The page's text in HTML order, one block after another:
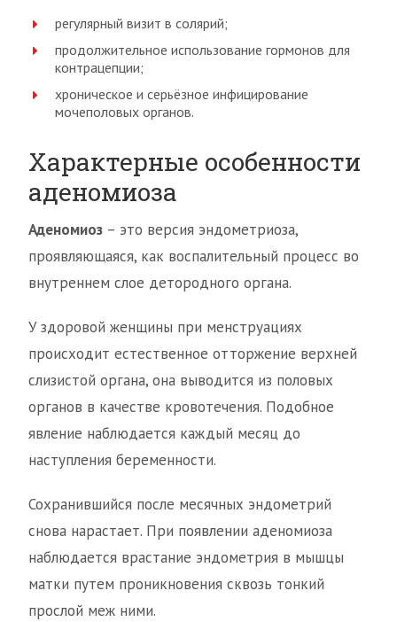
регулярный визит в солярий;
продолжительное использование гормонов для
контрацепции;
хроническое и серьёзное инфицирование
мочеполовых органов.
Характерные особенности
аденомиоза
Аденомиоз – это версия эндометриоза,
проявляющаяся, как воспалительный процесс во
внутреннем слое детородного органа.
У здоровой женщины при менструациях
происходит естественное отторжение верхней
слизистой органа, она выводится из половых
органов в качестве кровотечения. Подобное
явление наблюдается каждый месяц до
наступления беременности.
Сохранившийся после месячных эндометрий
снова нарастает. При появлении аденомиоза
наблюдается врастание эндометрия в мышцы
матки путем проникновения сквозь тонкий
прослой меж ними.